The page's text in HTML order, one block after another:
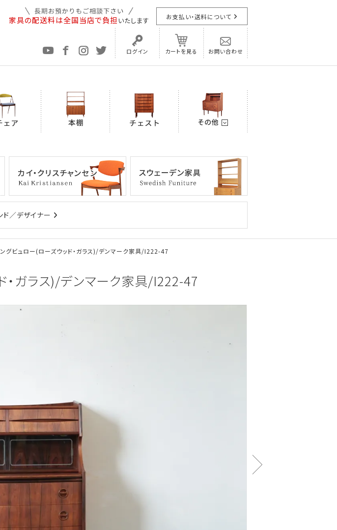
家具の配送料は全国当店で負担 いたします お支払い・送料について
ログイン カートを見る お問い合わせ
ド／デザイナー
ングビュロー(ローズウッド・ガラス)/デンマーク家具/I222-47
・ガラス)/デンマーク家具/I222-47